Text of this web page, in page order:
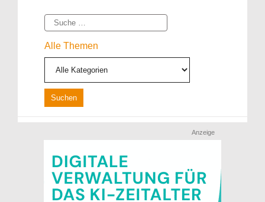
Suche
Alle Themen
Anzeige